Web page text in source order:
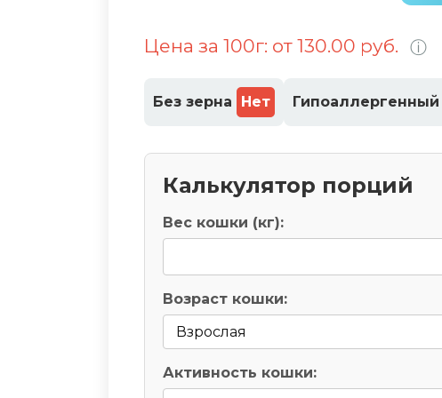
Цена за 100г: от 130.00 руб. ⓘ
Без зерна Нет Гипоаллергенный
Калькулятор порций
Вес кошки (кг):
Возраст кошки:
Активность кошки: